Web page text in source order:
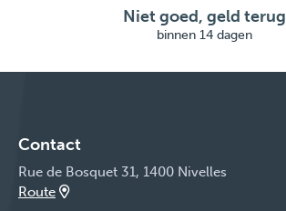
Niet goed, geld terug
binnen 14 dagen
Contact
Rue de Bosquet 31, 1400 Nivelles
Route